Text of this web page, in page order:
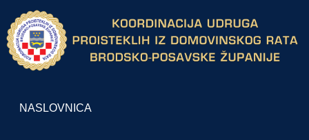
NASLOVNICA